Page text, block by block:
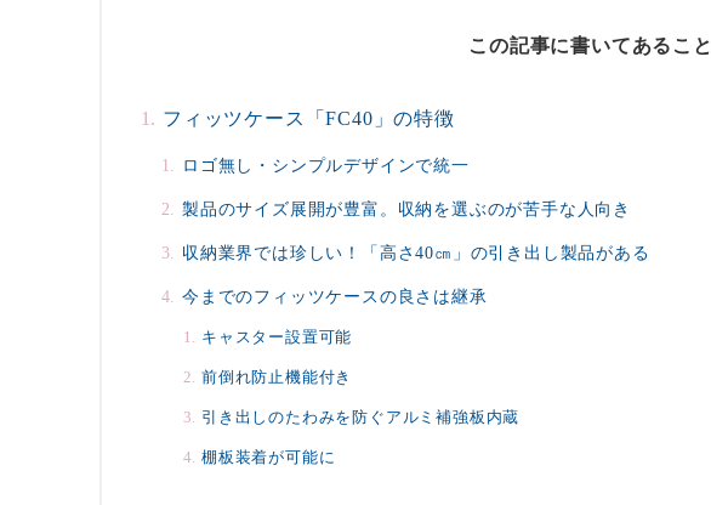
この記事に書いてあること
フィッツケース「FC40」の特徴
ロゴ無し・シンプルデザインで統一
製品のサイズ展開が豊富。収納を選ぶのが苦手な人向き
収納業界では珍しい！「高さ40㎝」の引き出し製品がある
今までのフィッツケースの良さは継承
キャスター設置可能
前倒れ防止機能付き
引き出しのたわみを防ぐアルミ補強板内蔵
棚板装着が可能に